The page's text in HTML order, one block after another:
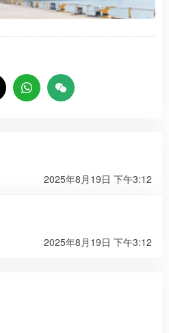
2025年8月19日 下午3:12
2025年8月19日 下午3:12